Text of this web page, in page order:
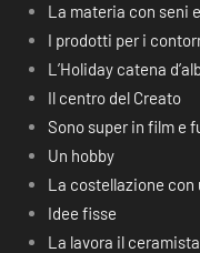
La materia con seni
I prodotti per i
L’Holiday catena
Il centro del Creato
Sono super in film e
Un hobby
La costellazione con
Idee fisse
La lavora il ceramista